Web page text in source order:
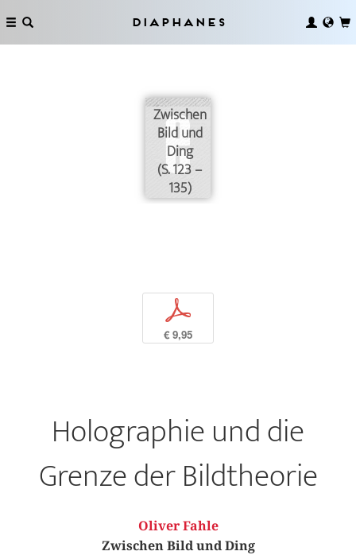
Diaphanes
Zwischen
Bild und
Ding
(S. 123 –
135)
p
€ 9,95
Holographie und die
Grenze der Bildtheorie
Oliver Fahle
Zwischen Bild und Ding